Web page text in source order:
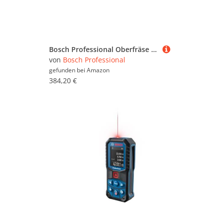
Bosch Professional Oberfräse GOF 1250 CE (inkl. Kopierhülsenadapter, Parallelanschlag, Maulschlüssel 19 mm, Spannzange, im Karton) + 6tlg. Nutfräser Set (für Holz, Zubehör mit 8 mm Schaft)
von Bosch Professional
gefunden bei Amazon
384,20 €